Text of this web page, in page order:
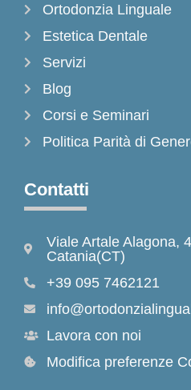
Ortodonzia Linguale
Estetica Dentale
Servizi
Blog
Corsi e Seminari
Politica Parità di
Contatti
Viale Artale Alagona,
Catania(CT)
+39 095 7462121
Lavora con noi
Modifica preferenze